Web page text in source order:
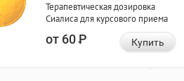
Терапевтическая дозировка
Сиалиса для курсового приема
от 60Р Купить